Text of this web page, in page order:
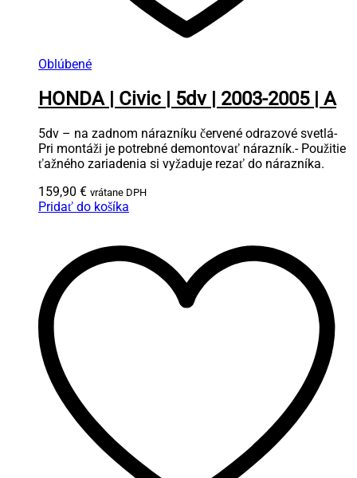
Oblúbené
HONDA | Civic | 5dv | 2003-2005 | A
5dv – na zadnom nárazníku červené odrazové svetlá-
Pri montáži je potrebné demontovať nárazník.- Použitie
ťažného zariadenia si vyžaduje rezať do nárazníka.
159,90 € vrátane DPH
Pridať do košíka